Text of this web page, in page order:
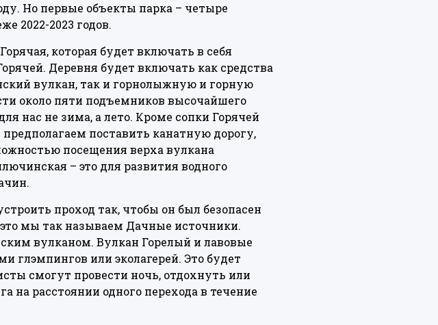
Но первые объекты парка – четыре
2022-2023 годов.
которая будет включать в себя
Деревня будет включать как средства
вулкан, так и горнолыжную и горную
около пяти подъемников высочайшего
нас не зима, а лето. Кроме сопки Горячей
поставить канатную дорогу,
посещения верха вулкана
– это для развития водного
проход так, чтобы он был безопасен
мы так называем Дачные источники.
вулканом. Вулкан Горелый и лавовые
глэмпингов или эколагерей. Это будет
смогут провести ночь, отдохнуть или
на расстоянии одного перехода в течение